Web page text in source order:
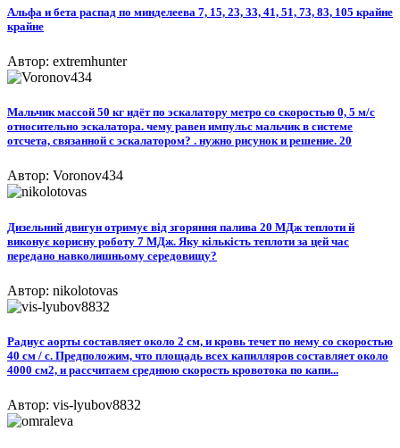
Альфа и бета распад по минделеева 7, 15, 23, 33, 41, 51, 73, 83, 105 крайне
крайне​
Автор: extremhunter
Мальчик массой 50 кг идёт по эскалатору метро со скоростью 0, 5 м/с
относительно эскалатора. чему равен импульс мальчик в системе
отсчета, связанной с эскалатором? . нужно рисунок и решение. 20
Автор: Voronov434
Дизельний двигун отримує від згоряння палива 20 МДж теплоти й
виконує корисну роботу 7 МДж. Яку кількість теплоти за цей час
передано навколишньому середовищу?
Автор: nikolotovas
Радиус аорты составляет около 2 см, и кровь течет по нему со скоростью
40 см / с. Предположим, что площадь всех капилляров составляет около
4000 см2, и рассчитаем среднюю скорость кровотока по капи...
Автор: vis-lyubov8832